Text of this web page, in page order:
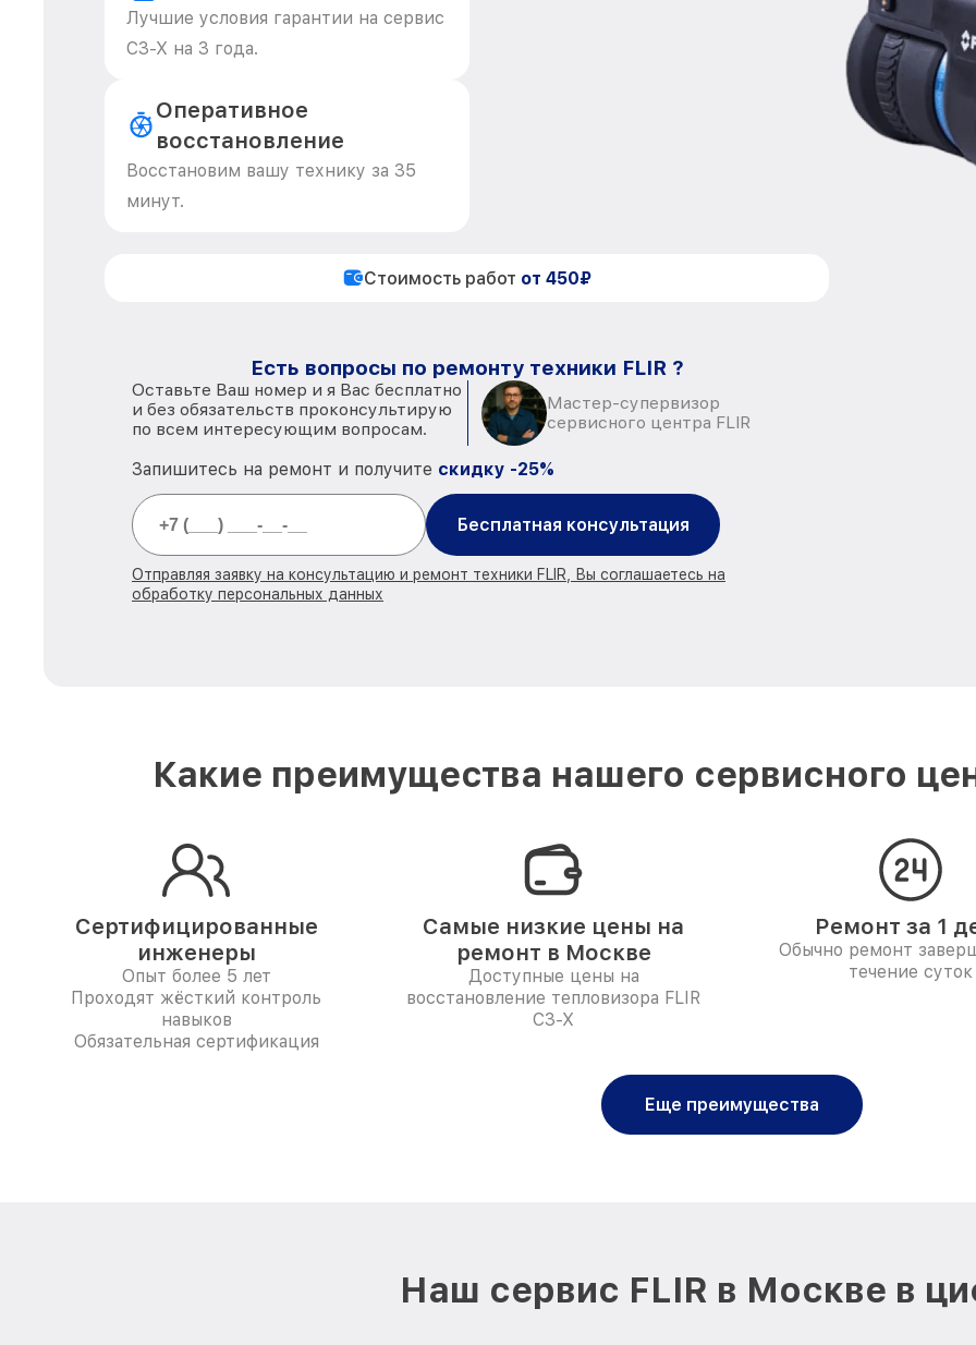
Лучшие условия гарантии на сервис
С3-Х на 3 года.
Оперативное
восстановление
Восстановим вашу технику за 35
минут.
Стоимость работ от 450₽
Есть вопросы по ремонту техники FLIR ?
Оставьте Ваш номер и я Вас бесплатно
и без обязательств проконсультирую
по всем интересующим вопросам.
Мастер-супервизор
сервисного центра FLIR
Запишитесь на ремонт и получите скидку -25%
Бесплатная консультация
Отправляя заявку на консультацию и ремонт техники FLIR, Вы соглашаетесь на
обработку персональных данных
Какие преимущества нашего сервисного
Сертифицированные
инженеры
Опыт более 5 лет
Проходят жёсткий контроль
навыков
Обязательная сертификация
Самые низкие цены на
ремонт в Москве
Доступные цены на
восстановление тепловизора FLIR
С3-Х
Ремонт за 1
Обычно ремонт
течение суток
Еще преимущества
Наш сервис FLIR в Москве в